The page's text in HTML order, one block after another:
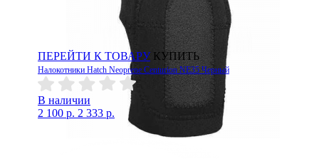
ПЕРЕЙТИ К ТОВАРУ КУПИТЬ
Налокотники Hatch Neoprene Centurion NE35 Черный
В наличии
2 100 р. 2 333 р.